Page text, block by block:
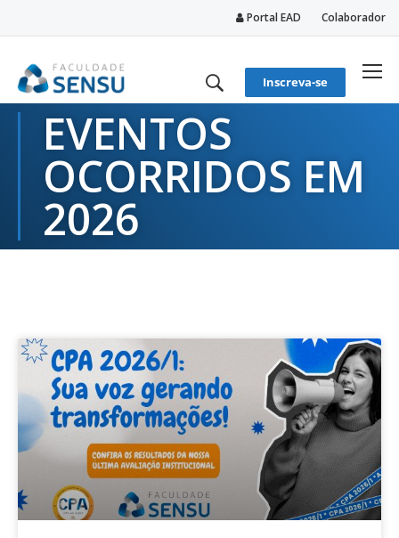
Portal EAD Colaborador
Inscreva-se
EVENTOS
OCORRIDOS EM
2026